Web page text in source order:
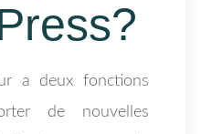
a deux fonctions
de nouvelles